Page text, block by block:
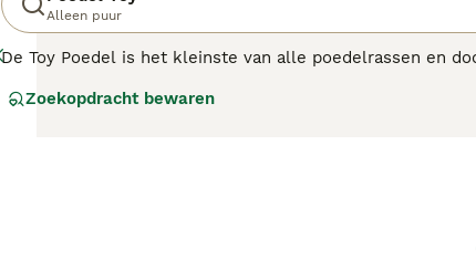
Alleen puur
De Toy Poedel is het kleinste van alle poedelrassen en
met hun hoge intelligentie, heeft ervoor gezorgd dat
voor informatie over
Zoekopdracht bewaren